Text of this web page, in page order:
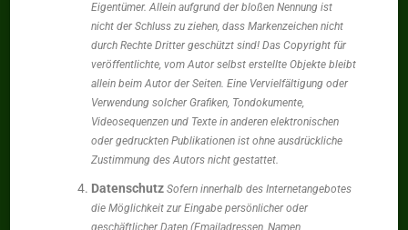
Eigentümer. Allein aufgrund der bloßen Nennung ist
nicht der Schluss zu ziehen, dass Markenzeichen nicht
durch Rechte Dritter geschützt sind! Das Copyright für
veröffentlichte, vom Autor selbst erstellte Objekte bleibt
allein beim Autor der Seiten. Eine Vervielfältigung oder
Verwendung solcher Grafiken, Tondokumente,
Videosequenzen und Texte in anderen elektronischen
oder gedruckten Publikationen ist ohne ausdrückliche
Zustimmung des Autors nicht gestattet.
Datenschutz Sofern innerhalb des Internetangebotes
die Möglichkeit zur Eingabe persönlicher oder
geschäftlicher Daten (Emailadressen, Namen,